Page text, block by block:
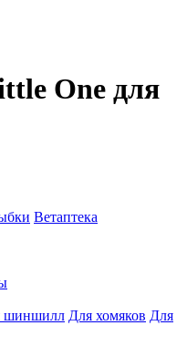
One для
Ветаптека
шиншилл Для хомяков Для